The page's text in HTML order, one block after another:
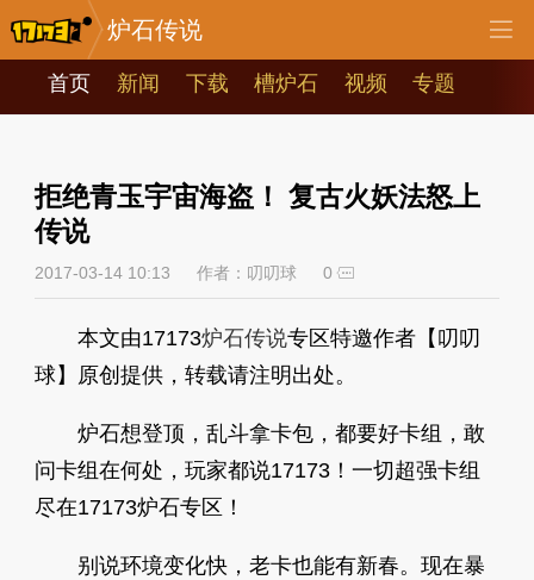
炉石传说
首页 新闻 下载 槽炉石 视频 专题
拒绝青玉宇宙海盗！ 复古火妖法怒上
传说
2017-03-14 10:13 作者：叨叨球 0
本文由17173炉石传说专区特邀作者【叨叨
球】原创提供，转载请注明出处。
炉石想登顶，乱斗拿卡包，都要好卡组，敢
问卡组在何处，玩家都说17173！一切超强卡组
尽在17173炉石专区！
别说环境变化快，老卡也能有新春。现在暴